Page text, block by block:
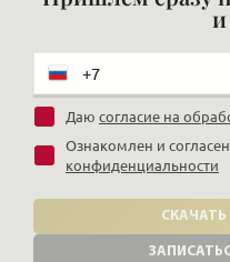
Даю согласие на
Ознакомлен и
конфиденциальности